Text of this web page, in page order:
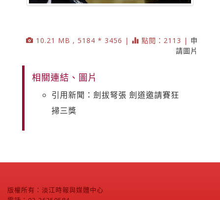
10.21 MB , 5184 * 3456 | 點閱：2113 | 申
請圖片
相關連結、圖片
引用新聞：劍拔弩張 劍道邀請賽狂
掃三獎
版權所有：淡江時報與媒體中心